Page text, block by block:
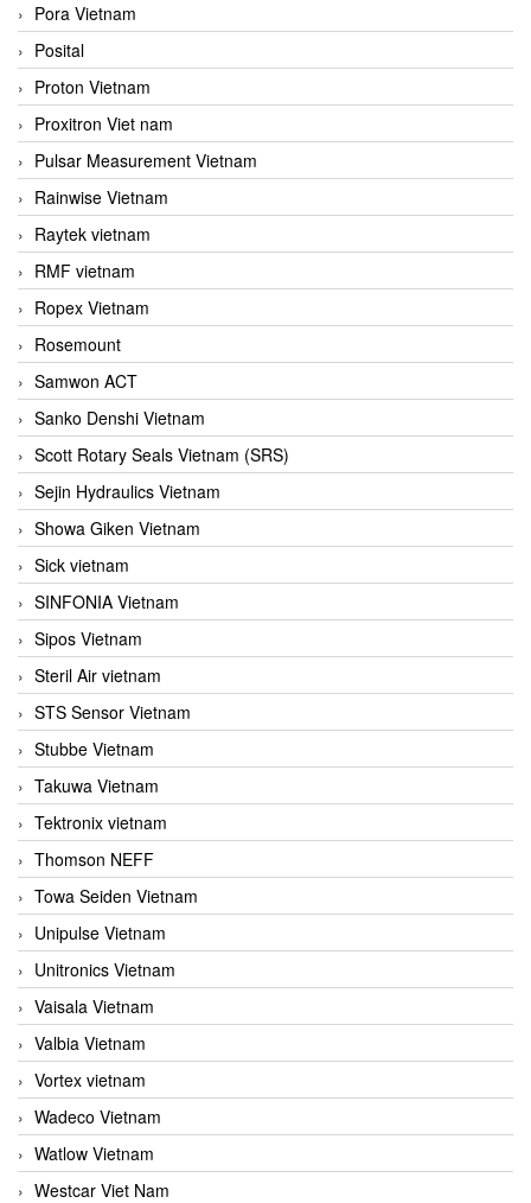
Pora Vietnam
Posital
Proton Vietnam
Proxitron Viet nam
Pulsar Measurement Vietnam
Rainwise Vietnam
Raytek vietnam
RMF vietnam
Ropex Vietnam
Rosemount
Samwon ACT
Sanko Denshi Vietnam
Scott Rotary Seals Vietnam (SRS)
Sejin Hydraulics Vietnam
Showa Giken Vietnam
Sick vietnam
SINFONIA Vietnam
Sipos Vietnam
Steril Air vietnam
STS Sensor Vietnam
Stubbe Vietnam
Takuwa Vietnam
Tektronix vietnam
Thomson NEFF
Towa Seiden Vietnam
Unipulse Vietnam
Unitronics Vietnam
Vaisala Vietnam
Valbia Vietnam
Vortex vietnam
Wadeco Vietnam
Watlow Vietnam
Westcar Viet Nam